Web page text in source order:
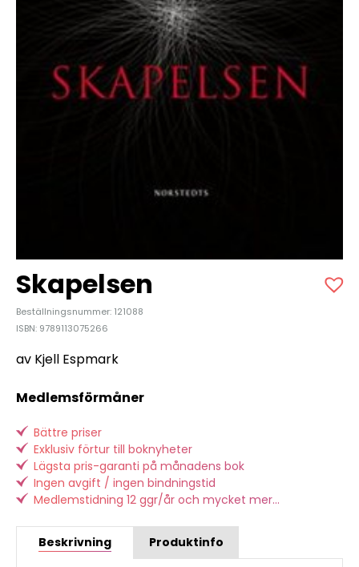
Skapelsen
Beställningsnummer: 121088
ISBN: 9789113075266
av Kjell Espmark
Medlemsförmåner
Bättre priser
Exklusiv förtur till boknyheter
Lägsta pris-garanti på månadens bok
Ingen avgift / ingen bindningstid
Medlemstidning 12 ggr/år och mycket mer...
Beskrivning Produktinfo